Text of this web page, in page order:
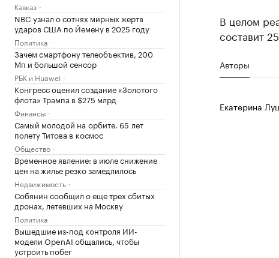
Кавказ
NBC узнал о сотнях мирных жертв
ударов США по Йемену в 2025 году
Политика
Зачем смартфону телеобъектив, 200
Мп и большой сенсор
РБК и Huawei
Конгресс оценил создание «Золотого
флота» Трампа в $275 млрд
Финансы
Самый молодой на орбите. 65 лет
полету Титова в космос
Общество
Временное явление: в июле снижение
цен на жилье резко замедлилось
Недвижимость
Собянин сообщил о еще трех сбитых
дронах, летевших на Москву
Политика
Вышедшие из-под контроля ИИ-
модели OpenAI общались, чтобы
устроить побег
В целом
составит
Авторы
Екатерина